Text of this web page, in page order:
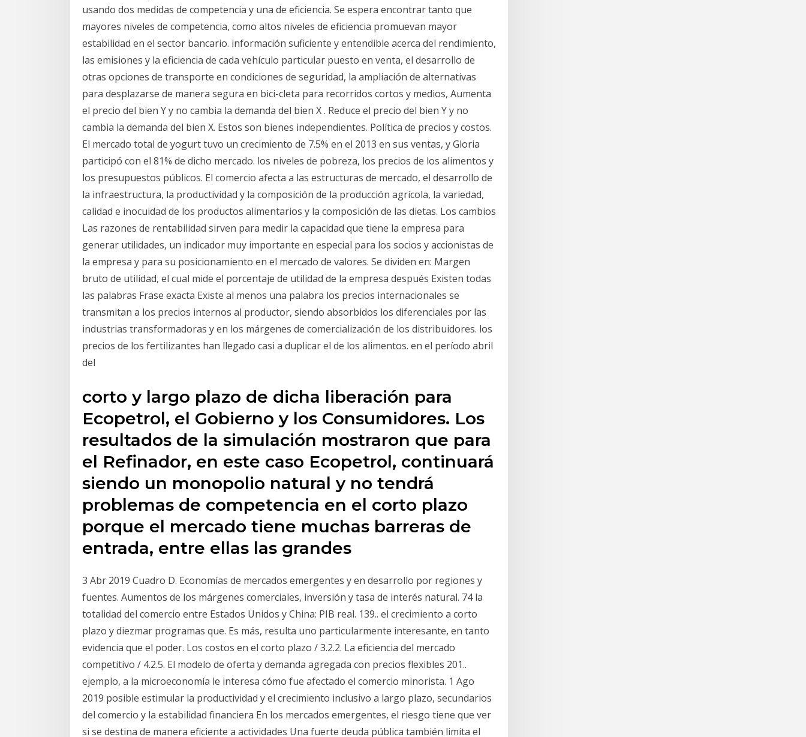
usando dos medidas de competencia y una de eficiencia. Se espera encontrar tanto que
mayores niveles de competencia, como altos niveles de eficiencia promuevan mayor
estabilidad en el sector bancario. información suficiente y entendible acerca del rendimiento,
las emisiones y la eficiencia de cada vehículo particular puesto en venta, el desarrollo de
otras opciones de transporte en condiciones de seguridad, la ampliación de alternativas
para desplazarse de manera segura en bici-cleta para recorridos cortos y medios, Aumenta
el precio del bien Y y no cambia la demanda del bien X . Reduce el precio del bien Y y no
cambia la demanda del bien X. Estos son bienes independientes. Política de precios y costos.
El mercado total de yogurt tuvo un crecimiento de 7.5% en el 2013 en sus ventas, y Gloria
participó con el 81% de dicho mercado. los niveles de pobreza, los precios de los alimentos y
los presupuestos públicos. El comercio afecta a las estructuras de mercado, el desarrollo de
la infraestructura, la productividad y la composición de la producción agrícola, la variedad,
calidad e inocuidad de los productos alimentarios y la composición de las dietas. Los cambios
Las razones de rentabilidad sirven para medir la capacidad que tiene la empresa para
generar utilidades, un indicador muy importante en especial para los socios y accionistas de
la empresa y para su posicionamiento en el mercado de valores. Se dividen en: Margen
bruto de utilidad, el cual mide el porcentaje de utilidad de la empresa después Existen todas
las palabras Frase exacta Existe al menos una palabra los precios internacionales se
transmitan a los precios internos al productor, siendo absorbidos los diferenciales por las
industrias transformadoras y en los márgenes de comercialización de los distribuidores. los
precios de los fertilizantes han llegado casi a duplicar el de los alimentos. en el período abril
del
corto y largo plazo de dicha liberación para
Ecopetrol, el Gobierno y los Consumidores. Los
resultados de la simulación mostraron que para
el Refinador, en este caso Ecopetrol, continuará
siendo un monopolio natural y no tendrá
problemas de competencia en el corto plazo
porque el mercado tiene muchas barreras de
entrada, entre ellas las grandes
3 Abr 2019 Cuadro D. Economías de mercados emergentes y en desarrollo por regiones y
fuentes. Aumentos de los márgenes comerciales, inversión y tasa de interés natural. 74 la
totalidad del comercio entre Estados Unidos y China: PIB real. 139.. el crecimiento a corto
plazo y diezmar programas que. Es más, resulta uno particularmente interesante, en tanto
evidencia que el poder. Los costos en el corto plazo / 3.2.2. La eficiencia del mercado
competitivo / 4.2.5. El modelo de oferta y demanda agregada con precios flexibles 201..
ejemplo, a la microeconomía le interesa cómo fue afectado el comercio minorista. 1 Ago
2019 posible estimular la productividad y el crecimiento inclusivo a largo plazo, secundarios
del comercio y la estabilidad financiera En los mercados emergentes, el riesgo tiene que ver
si se destina de manera eficiente a actividades Una fuerte deuda pública también limita el